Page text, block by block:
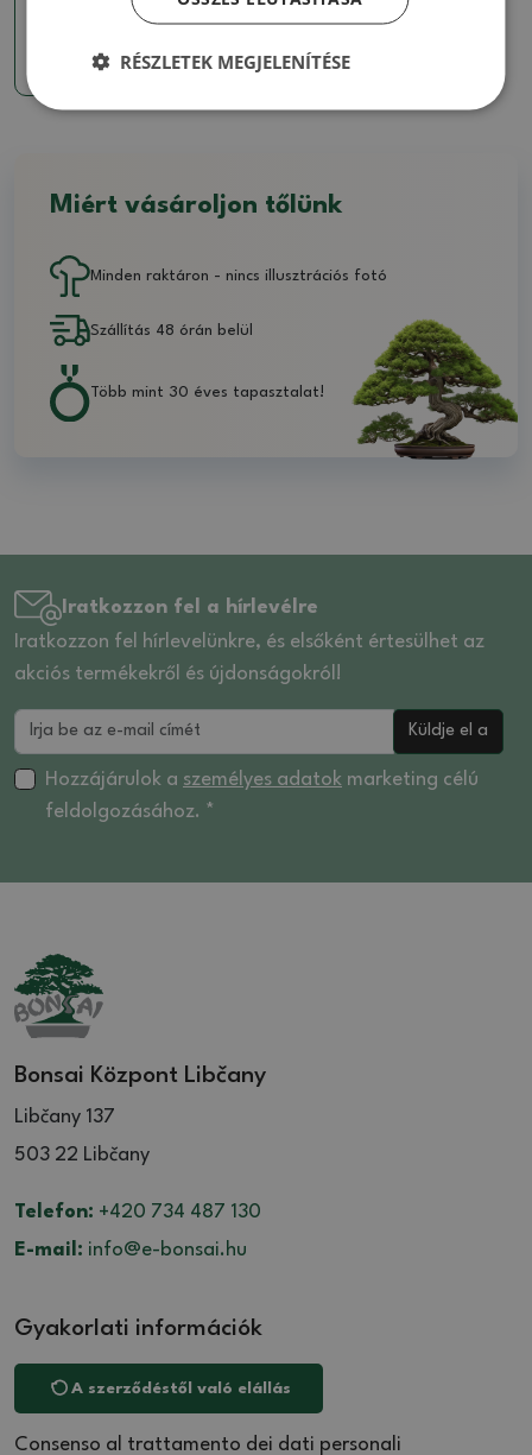
297b-keto 2l
Miért vásároljon tőlünk
Minden raktáron - nincs illusztrációs fotó
Szállítás 48 órán belül
Több mint 30 éves tapasztalat!
Iratkozzon fel a hírlevélre
Iratkozzon fel hírlevelünkre, és elsőként értesülhet az
akciós termékekről és újdonságokról!
Küldje el a
Hozzájárulok a személyes adatok marketing célú
feldolgozásához. *
Bonsai Központ Libčany
Libčany 137
503 22 Libčany
Telefon: +420 734 487 130
E-mail: info@e-bonsai.hu
Gyakorlati információk
A szerződéstől való elállás
Consenso al trattamento dei dati personali
RÉSZLETEK MEGJELENÍTÉSE